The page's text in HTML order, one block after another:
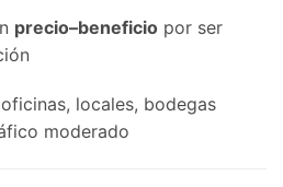
precio–beneficio por ser
locales, bodegas
moderado